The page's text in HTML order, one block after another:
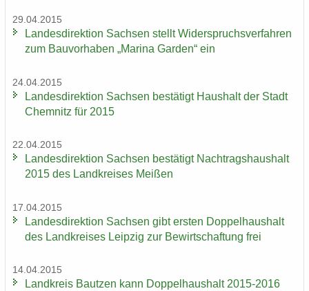
29.04.2015
Lan­des­di­rek­ti­on Sach­sen stellt Wi­der­spruchs­ver­fah­ren
zum Bau­vor­ha­ben „Ma­ri­na Gar­den“ ein
24.04.2015
Lan­des­di­rek­ti­on Sach­sen be­stä­tigt Haus­halt der Stadt
Chem­nitz für 2015
22.04.2015
Lan­des­di­rek­ti­on Sach­sen be­stä­tigt Nach­trags­haus­halt
2015 des Land­krei­ses Mei­ßen
17.04.2015
Lan­des­di­rek­ti­on Sach­sen gibt ers­ten Dop­pel­haus­halt
des Land­krei­ses Leip­zig zur Be­wirt­schaf­tung frei
14.04.2015
Land­kreis Baut­zen kann Dop­pel­haus­halt 2015-2016